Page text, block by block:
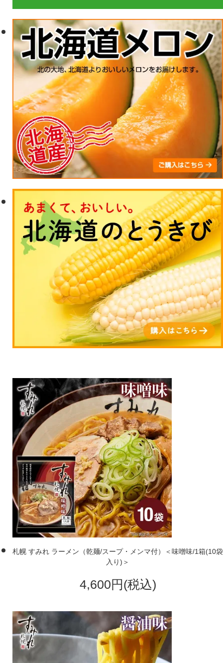
札幌 すみれ ラーメン（乾麺/スープ・メンマ付）＜味噌味/1箱(10袋
入り)＞
4,600円(税込)